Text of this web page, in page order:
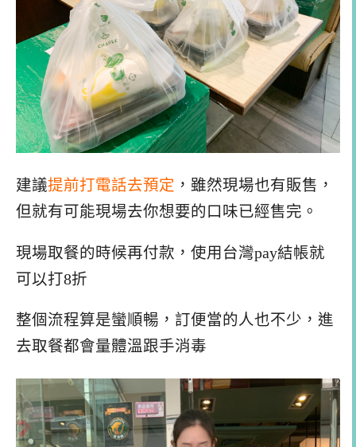
建議提前打電話去預定 ，雖然現場也有販售，
但就有可能現場去你想要的口味已經售完。
現場取餐的時候再付款，使用台灣pay結帳就
可以打8折
整個流程算是蠻順暢，訂便當的人也不少，進
去取餐都會量體溫跟手消毒